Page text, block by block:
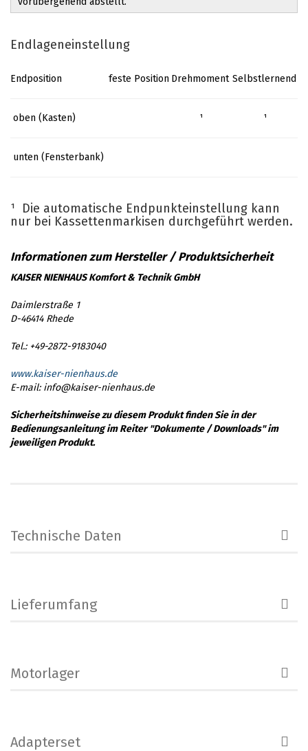
Endlageneinstellung
Endposition feste Position Drehmoment Selbstlernend
oben (Kasten) ¹ ¹
unten (Fensterbank)
¹ Die automatische Endpunkteinstellung kann
nur bei Kassettenmarkisen durchgeführt werden.
KAISER NIENHAUS Komfort & Technik GmbH
Daimlerstraße 1
D-46414 Rhede
Tel.: +49-2872-9183040
www.kaiser-nienhaus.de
E-mail: info@kaiser-nienhaus.de
Sicherheitshinweise zu diesem Produkt finden Sie in der
Bedienungsanleitung im Reiter "Dokumente / Downloads" im
jeweiligen Produkt.
Technische Daten
Lieferumfang
Motorlager
Adapterset